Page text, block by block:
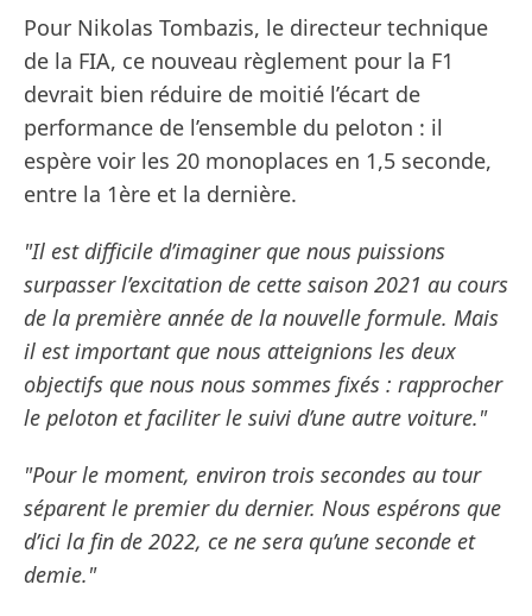
Pour Nikolas Tombazis, le directeur technique
de la FIA, ce nouveau règlement pour la F1
devrait bien réduire de moitié l’écart de
performance de l’ensemble du peloton : il
espère voir les 20 monoplaces en 1,5 seconde,
entre la 1ère et la dernière.
"Il est difficile d’imaginer que nous puissions
surpasser l’excitation de cette saison 2021 au cours
de la première année de la nouvelle formule. Mais
il est important que nous atteignions les deux
objectifs que nous nous sommes fixés : rapprocher
le peloton et faciliter le suivi d’une autre voiture."
"Pour le moment, environ trois secondes au tour
séparent le premier du dernier. Nous espérons que
d’ici la fin de 2022, ce ne sera qu’une seconde et
demie."